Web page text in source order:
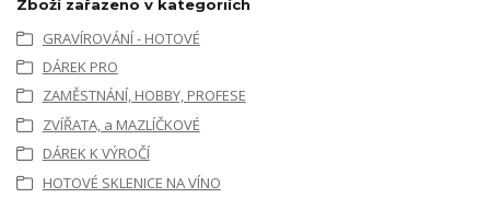
Zboží zařazeno v kategoriích
GRAVÍROVÁNÍ - HOTOVÉ
DÁREK PRO
ZAMĚSTNÁNÍ, HOBBY, PROFESE
ZVÍŘATA, a MAZLÍČKOVÉ
DÁREK K VÝROČÍ
HOTOVÉ SKLENICE NA VÍNO